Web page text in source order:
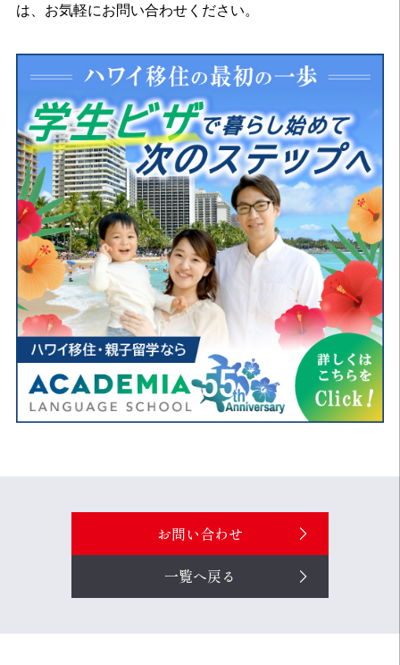
は、お気軽にお問い合わせください。
お問い合わせ
一覧へ戻る